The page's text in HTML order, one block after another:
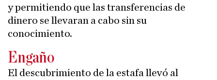
y permitiendo que las transferencias de
dinero se llevaran a cabo sin su
conocimiento.
Engaño
El descubrimiento de la estafa llevó al